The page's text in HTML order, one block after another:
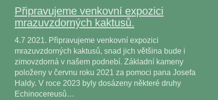
Připravujeme venkovní expozici
mrazuvzdorných kaktusů.
4.7 2021. Připravujeme venkovní expozici
mrazuvzdorných kaktusů, snad jich většina bude i
zimovzdorná v našem podnebí. Základní kameny
položeny v červnu roku 2021 za pomoci pana Josefa
Haldy. V roce 2023 byly dosázeny některé druhy
Echinocereusů…